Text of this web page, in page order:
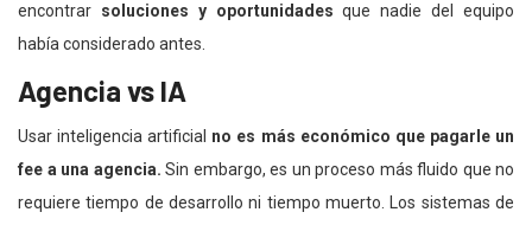
encontrar soluciones y oportunidades que nadie del equipo
había considerado antes.
Agencia vs IA
Usar inteligencia artificial no es más económico que pagarle un
fee a una agencia. Sin embargo, es un proceso más fluido que no
requiere tiempo de desarrollo ni tiempo muerto. Los sistemas de